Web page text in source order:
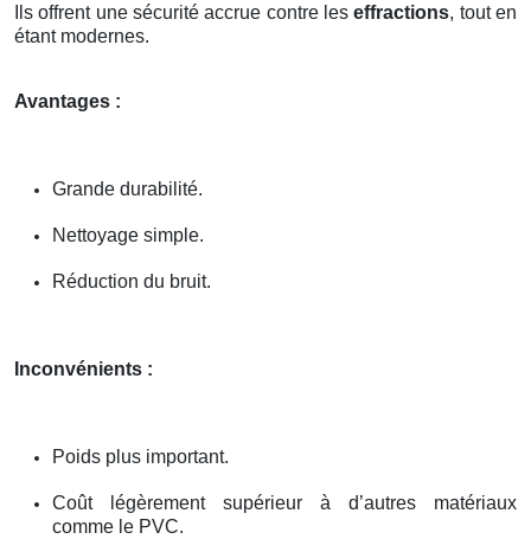
Ils offrent une sécurité accrue contre leseffractions, tout en
étant modernes.
Avantages :
Grande durabilité.
Nettoyage simple.
Réduction du bruit.
Inconvénients :
Poids plus important.
Coût légèrement supérieur à d’autres matériaux
comme le PVC.